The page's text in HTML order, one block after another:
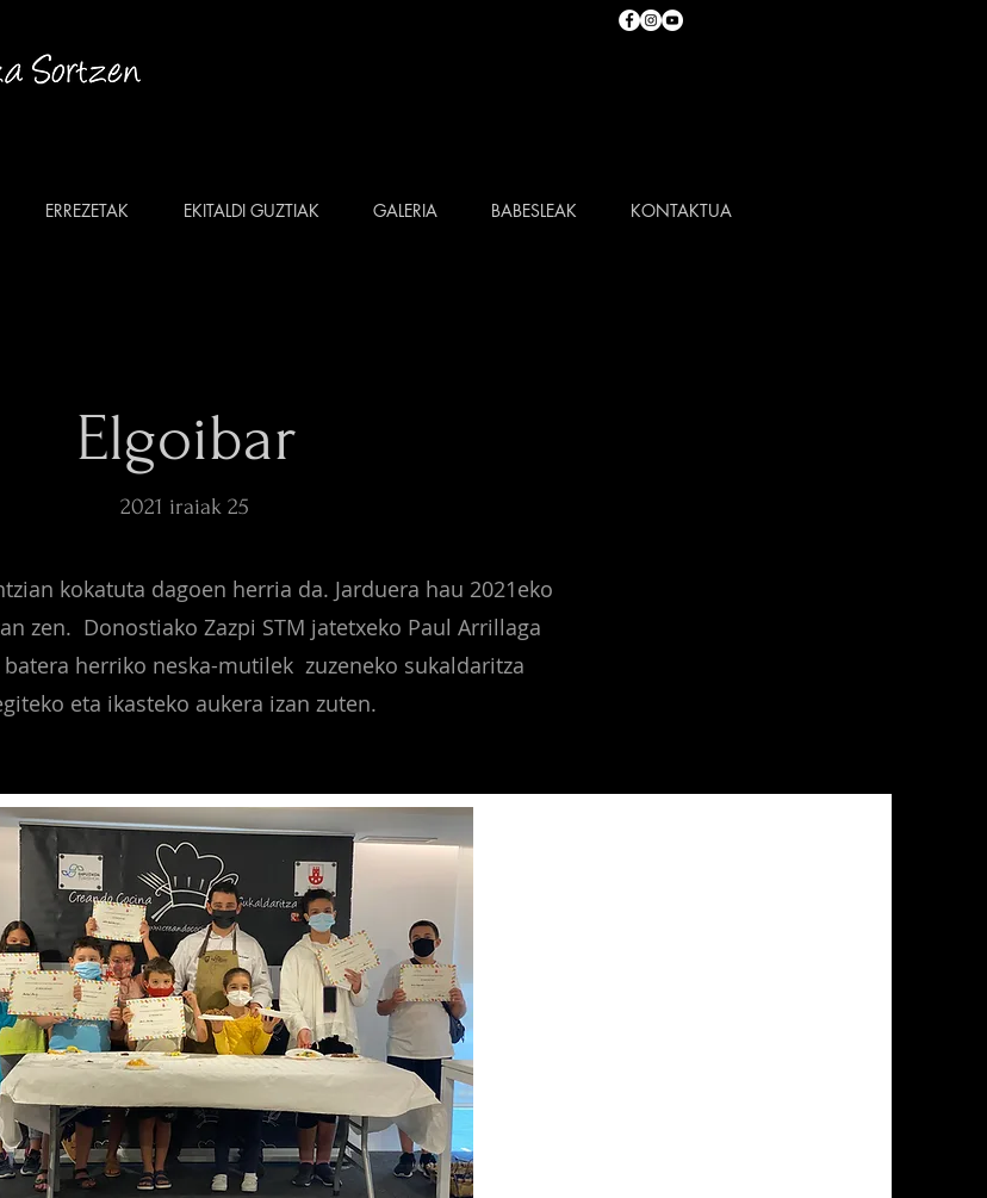
ERREZETAK EKITALDI GUZTIAK GALERIA BABESLEAK KONTAKTUA
Elgoibar
2021 iraiak 25
kokatuta dagoen herria da. Jarduera hau 2021eko
zen. Donostiako Zazpi STM jatetxeko Paul Arrillaga
herriko neska-mutilek zuzeneko sukaldaritza
eta ikasteko aukera izan zuten.